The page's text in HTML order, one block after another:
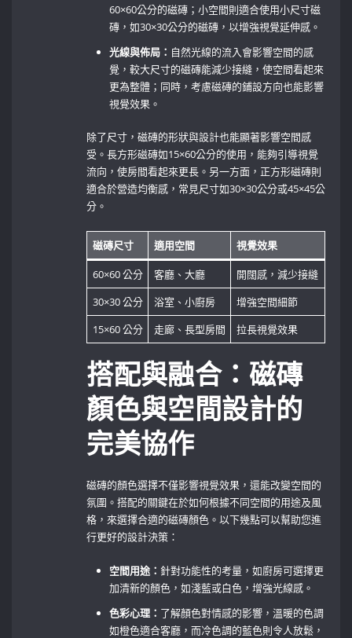
60×60公分的磁磚；小空間則適合使用小尺寸磁
磚，如30×30公分的磁磚，以增強視覺延伸感。
光線與佈局： 自然光線的流入會影響空間的感
覺，較大尺寸的磁磚能減少接縫，使空間看起來
更為整體；同時，考慮磁磚的鋪設方向也能影響
視覺效果。
除了尺寸，磁磚的形狀與設計也能顯著影響空間感
受。長方形磁磚如15×60公分的使用，能夠引導視覺
流向，使房間看起來更長。另一方面，正方形磁磚則
適合於營造均衡感，常見尺寸如30×30公分或45×45公
分。
磁磚尺寸 適用空間 視覺效果
60×60⁣ 公分 客廳、大廳
開闊感，減少接縫
30×30 ​公分
浴室、小廚房
增強空間細節
15×60 公分
走廊、長型房間 拉長視覺效果
搭配與融合：磁磚
顏色與空間設計的
完美協作
磁磚的顏色選擇不僅影響視覺效果，還能改變空間的
氛圍。搭配的關鍵在於如何根據不同空間的用途及風
格，來選擇合適的磁磚顏色。以下幾點可以幫助您進
行更好的設計決策：
空間用途： 針對功能性的考量，如廚房可選擇更
加清新的顏色，如淺藍或白色，增強光線感。
色彩心理： 了解顏色對情感的影響，溫暖的色調
如橙色適合客廳，而冷色調的藍色則令人放鬆，